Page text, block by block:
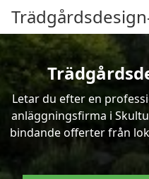
Letar du efter en
anläggningsfirma i
bindande offerter från